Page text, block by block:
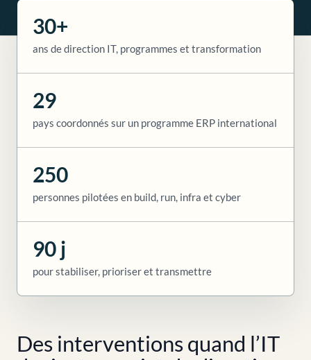
30+
ans de direction IT, programmes et transformation
29
pays coordonnés sur un programme ERP international
250
personnes pilotées en build, run, infra et cyber
90 j
pour stabiliser, prioriser et transmettre
Des interventions quand l’IT